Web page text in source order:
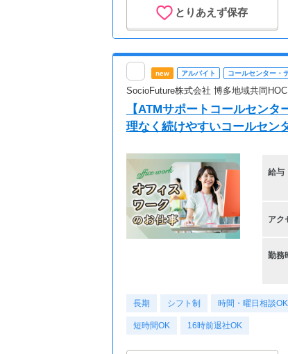
とりあえず保存
new アルバイト コールセンター・
SocioFuture株式会社 博多地域共同HOC
【ATMサポートコールセン
理なく続けやすいコールセン
給与
アク
勤務
長期 シフト制 時間・曜日相談OK
短時間OK 16時前退社OK